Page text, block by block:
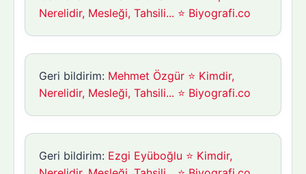
Nerelidir, Mesleği, Tahsili... ⭐ Biyografi.co
Geri bildirim: Mehmet Özgür ⭐ Kimdir,
Nerelidir, Mesleği, Tahsili... ⭐ Biyografi.co
Geri bildirim: Ezgi Eyüboğlu ⭐ Kimdir,